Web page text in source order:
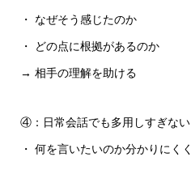
・ なぜそう感じたのか
・ どの点に根拠があるのか
→ 相手の理解を助ける
④：日常会話でも多用しすぎない
・ 何を言いたいのか分かりにく